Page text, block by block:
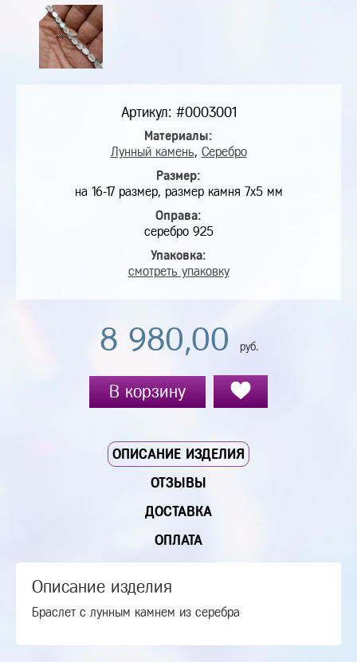
Артикул: #0003001
Материалы:
Лунный камень, Серебро
Размер:
на 16-17 размер, размер камня 7х5 мм
Оправа:
серебро 925
Упаковка:
смотреть упаковку
8 980,00 руб.
В корзину
ОПИСАНИЕ ИЗДЕЛИЯ
ОТЗЫВЫ
ДОСТАВКА
ОПЛАТА
Описание изделия
Браслет с лунным камнем из серебра